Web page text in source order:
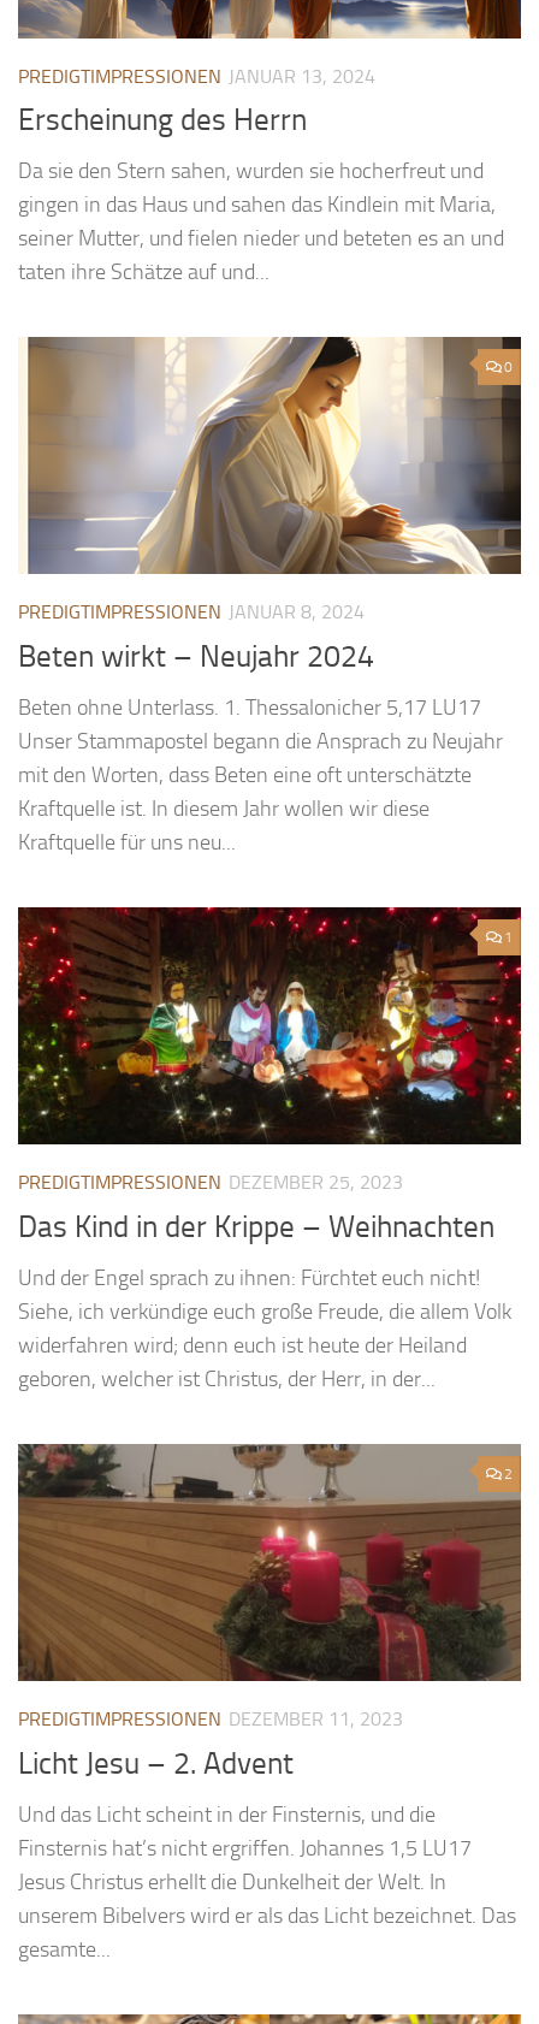
PREDIGTIMPRESSIONEN JANUAR 13, 2024
Erscheinung des Herrn
Da sie den Stern sahen, wurden sie hocherfreut und
gingen in das Haus und sahen das Kindlein mit Maria,
seiner Mutter, und fielen nieder und beteten es an und
taten ihre Schätze auf und...
0
PREDIGTIMPRESSIONEN JANUAR 8, 2024
Beten wirkt – Neujahr 2024
Beten ohne Unterlass. 1. Thessalonicher 5,17 LU17
Unser Stammapostel begann die Ansprach zu Neujahr
mit den Worten, dass Beten eine oft unterschätzte
Kraftquelle ist. In diesem Jahr wollen wir diese
Kraftquelle für uns neu...
1
PREDIGTIMPRESSIONEN DEZEMBER 25, 2023
Das Kind in der Krippe – Weihnachten
Und der Engel sprach zu ihnen: Fürchtet euch nicht!
Siehe, ich verkündige euch große Freude, die allem Volk
widerfahren wird; denn euch ist heute der Heiland
geboren, welcher ist Christus, der Herr, in der...
2
PREDIGTIMPRESSIONEN DEZEMBER 11, 2023
Licht Jesu – 2. Advent
Und das Licht scheint in der Finsternis, und die
Finsternis hat’s nicht ergriffen. Johannes 1,5 LU17
Jesus Christus erhellt die Dunkelheit der Welt. In
unserem Bibelvers wird er als das Licht bezeichnet. Das
gesamte...